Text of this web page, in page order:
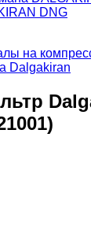
DNG
на
Dalgakiran